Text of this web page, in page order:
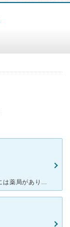
駅から歩いて行ける距離です。 駐車場もあり隣には薬局があります。 混んでる時もありますが親切に対応して下さります。 平日休みの日があるので休みの日を調べて行くのが良いかなと思います。 混んでな